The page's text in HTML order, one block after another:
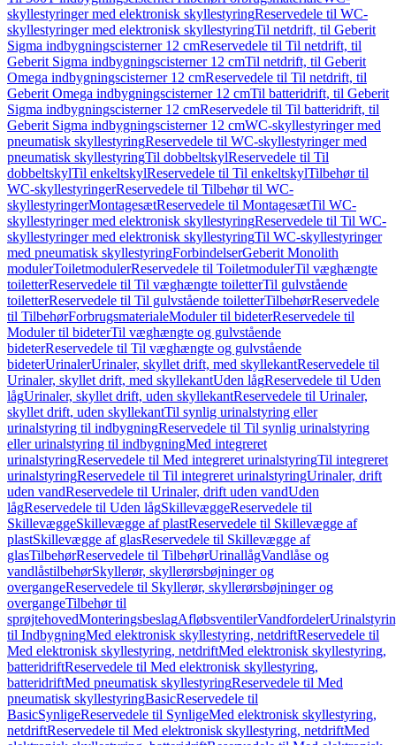
skyllestyringer med elektronisk skyllestyringReservedele til WC-
skyllestyringer med elektronisk skyllestyringTil netdrift, til Geberit
Sigma indbygningscisterner 12 cmReservedele til Til netdrift, til
Geberit Sigma indbygningscisterner 12 cmTil netdrift, til Geberit
Omega indbygningscisterner 12 cmReservedele til Til netdrift, til
Geberit Omega indbygningscisterner 12 cmTil batteridrift, til Geberit
Sigma indbygningscisterner 12 cmReservedele til Til batteridrift, til
Geberit Sigma indbygningscisterner 12 cmWC-skyllestyringer med
pneumatisk skyllestyringReservedele til WC-skyllestyringer med
pneumatisk skyllestyringTil dobbeltskylReservedele til Til
dobbeltskylTil enkeltskylReservedele til Til enkeltskylTilbehør til
WC-skyllestyringerReservedele til Tilbehør til WC-
skyllestyringerMontagesætReservedele til MontagesætTil WC-
skyllestyringer med elektronisk skyllestyringReservedele til Til WC-
skyllestyringer med elektronisk skyllestyringTil WC-skyllestyringer
med pneumatisk skyllestyringForbindelserGeberit Monolith
modulerToiletmodulerReservedele til ToiletmodulerTil væghængte
toiletterReservedele til Til væghængte toiletterTil gulvstående
toiletterReservedele til Til gulvstående toiletterTilbehørReservedele
til TilbehørForbrugsmaterialeModuler til bideterReservedele til
Moduler til bideterTil væghængte og gulvstående
bideterReservedele til Til væghængte og gulvstående
bideterUrinalerUrinaler, skyllet drift, med skyllekantReservedele til
Urinaler, skyllet drift, med skyllekantUden lågReservedele til Uden
lågUrinaler, skyllet drift, uden skyllekantReservedele til Urinaler,
skyllet drift, uden skyllekantTil synlig urinalstyring eller
urinalstyring til indbygningReservedele til Til synlig urinalstyring
eller urinalstyring til indbygningMed integreret
urinalstyringReservedele til Med integreret urinalstyringTil integreret
urinalstyringReservedele til Til integreret urinalstyringUrinaler, drift
uden vandReservedele til Urinaler, drift uden vandUden
lågReservedele til Uden lågSkillevæggeReservedele til
SkillevæggeSkillevægge af plastReservedele til Skillevægge af
plastSkillevægge af glasReservedele til Skillevægge af
glasTilbehørReservedele til TilbehørUrinallågVandlåse og
vandlåstilbehørSkyllerør, skyllerørsbøjninger og
overgangeReservedele til Skyllerør, skyllerørsbøjninger og
overgangeTilbehør til
sprøjtehovedMonteringsbeslagAfløbsventilerVandfordeler
til IndbygningMed elektronisk skyllestyring, netdriftReservedele til
Med elektronisk skyllestyring, netdriftMed elektronisk skyllestyring,
batteridriftReservedele til Med elektronisk skyllestyring,
batteridriftMed pneumatisk skyllestyringReservedele til Med
pneumatisk skyllestyringBasicReservedele til
BasicSynligeReservedele til SynligeMed elektronisk skyllestyring,
netdriftReservedele til Med elektronisk skyllestyring, netdriftMed